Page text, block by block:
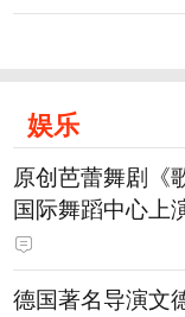
娱乐
原创芭蕾舞剧《
国际舞蹈中心上
德国著名导演文